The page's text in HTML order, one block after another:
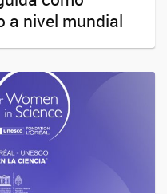
a nivel mundial